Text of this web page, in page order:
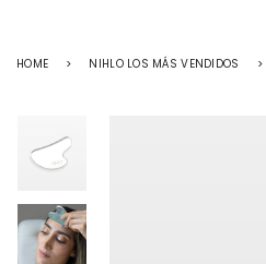
HOME > NIHLO LOS MÁS VENDIDOS >